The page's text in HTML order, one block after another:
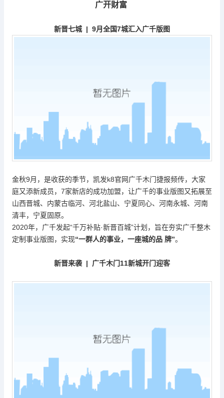
广开财富
新晋七城 | 9月全国7城汇入广千版图
金秋9月，是收获的季节， 凯发k8官网广千木门捷报频传，大家
庭又添新成员， 7家新店的成功加盟，让广千的事业版图又拓展至
山西晋城、内蒙古临河、河北盐山、宁夏同心、河南永城、河南
清丰，宁夏固原。
2020年，广千发起“千万补贴·新晋百城”计划，旨在夯实广千整木
定制事业版图，实现“一群人的事业，一座城的品 牌”。
新晋来袭 | 广千木门11新城开门迎客